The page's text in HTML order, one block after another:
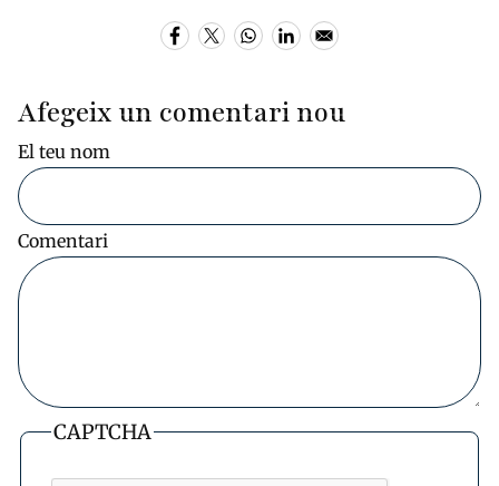
Afegeix un comentari nou
El teu nom
Comentari
CAPTCHA